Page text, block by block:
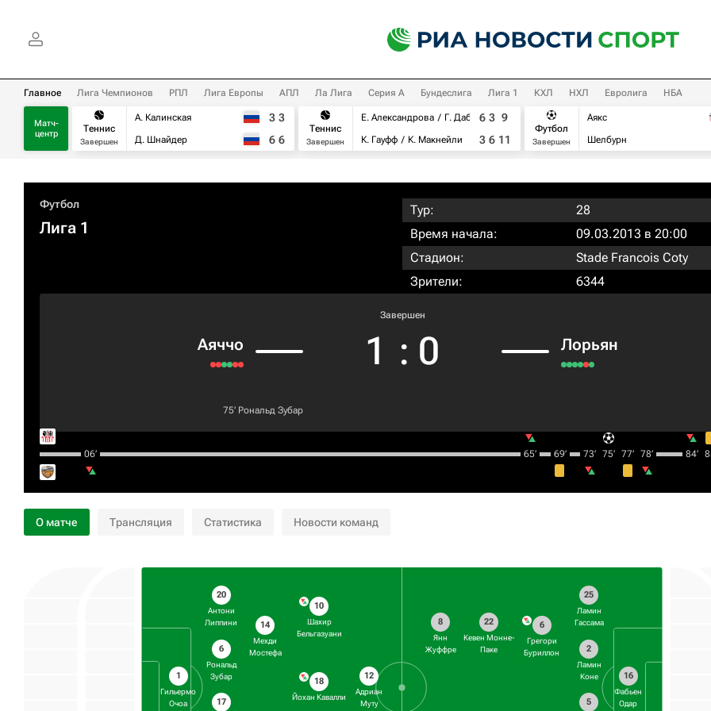
Главное Лига Чемпионов РПЛ Лига Европы АПЛ Ла Лига Серия А Бундеслига Лига 1 КХЛ НХЛ Евролига НБА
Матч-
центр
Теннис
Завершен
А. Калинская
Д. Шнайдер
3 3
6 6
Теннис
Завершен
Е. Александрова
Г. Дабровски
К. Гауфф
К. Макнейли
6 3 9
3 6 11
Футбол
Завершен
Аякс
Шелбурн
Футбол
Лига 1
Тур:
28
Время начала:
09.03.2013 в 20:00
Стадион:
Stade Francois Coty
Зрители:
6344
Аяччо
Завершен
1 : 0 Лорьян
75‎’‎ Рональд Зубар
06‎’‎ 65‎’‎ 69‎’‎ 73‎’‎ 75‎’‎ 77‎’‎ 78‎’‎ 84‎’‎
О матче Трансляция Статистика Новости команд
1
Гильермо
Очоа
20
Антони
Липпини
6
Рональд
Зубар
17
14
Мехди
Мостефа
10
Шахир
Бельгазуани
18
Йохан Кавалли
12
Адриан
Муту
16
Фабьен
Одар
25
Ламин
Гассама
2
Ламин
Коне
5
6
Грегори
Буриллон
22
Кевен Монне-
Паке
8
Янн
Жуффре